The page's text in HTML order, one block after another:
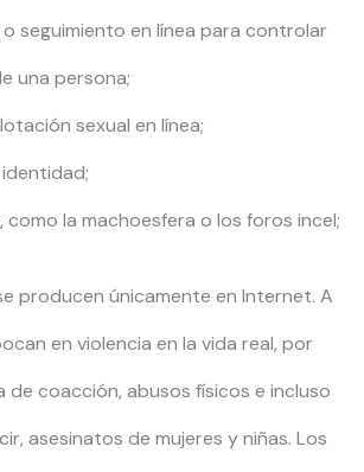
seguimiento en línea para controlar
una persona;
sexual en línea;
como la machoesfera o los foros incel;
producen únicamente en Internet. A
en violencia en la vida real, por
de coacción, abusos físicos e incluso
asesinatos de mujeres y niñas. Los